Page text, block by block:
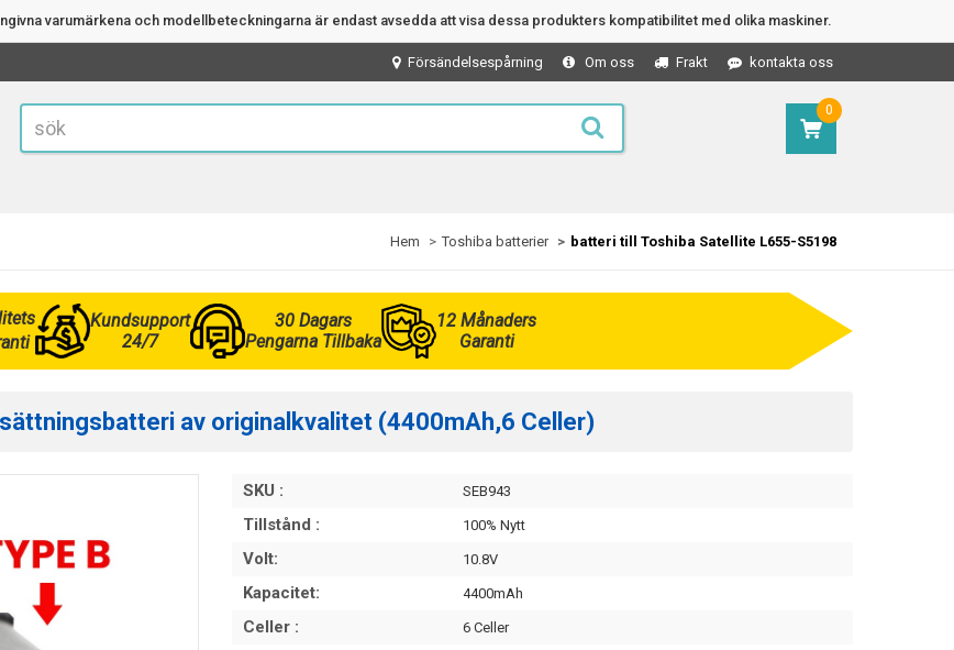
varumärkena och modellbeteckningarna är endast avsedda att visa dessa produkters kompatibilitet med olika maskiner.
kontakta oss
Frakt
Om oss
Försändelsespårning
0
Hem Toshiba batterier batteri till Toshiba Satellite L655-S5198
Kundsupport
24/7
30 Dagars
Pengarna Tillbaka
12 Månaders
Garanti
av originalkvalitet (4400mAh,6 Celler)
SKU : SEB943
Tillstånd : 100% Nytt
Volt: 10.8V
Kapacitet: 4400mAh
Celler : 6 Celler